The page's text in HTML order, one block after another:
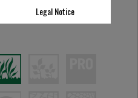
Legal Notice